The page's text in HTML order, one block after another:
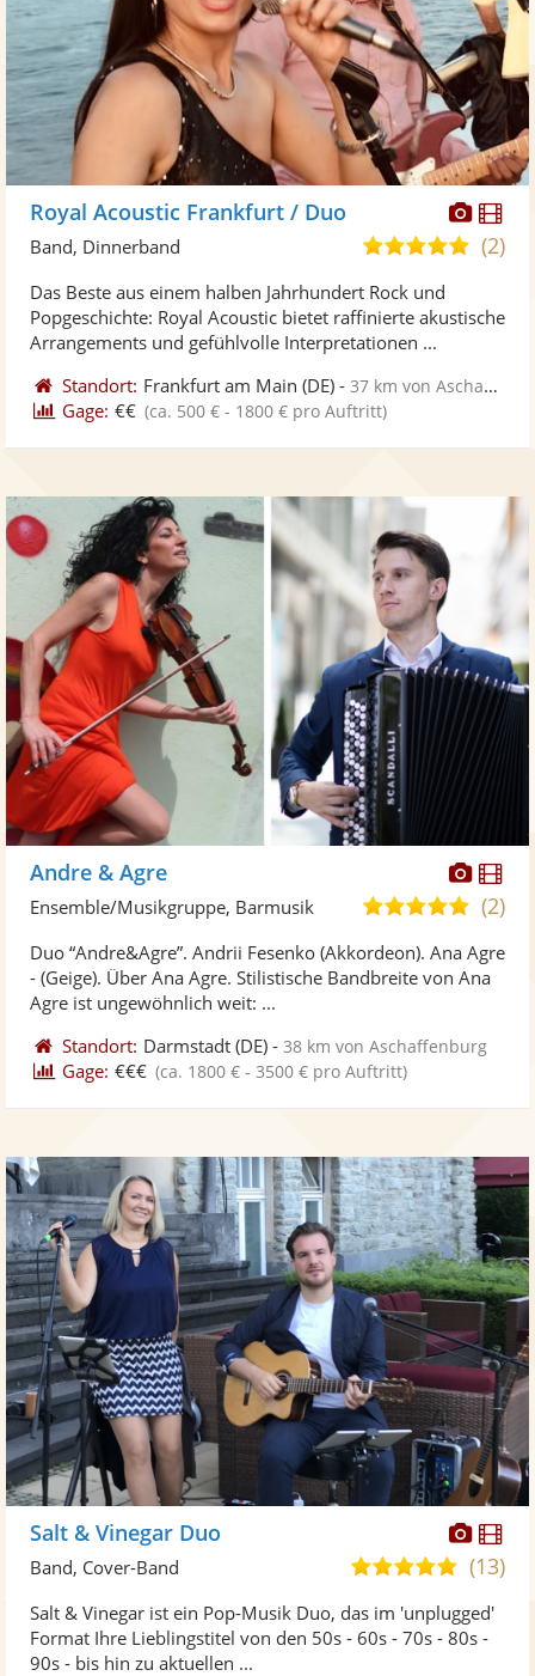
Royal Acoustic Frankfurt / Duo
5,0(2)
Band, Dinnerband
Das Beste aus einem halben Jahrhundert Rock und
Popgeschichte: Royal Acoustic bietet raffinierte akustische
Arrangements und gefühlvolle Interpretationen ...
Standort: Frankfurt am Main (DE) -37 km von Aschaffenburg
Gage: €€ (ca. 500 € - 1800 € pro Auftritt)
Fotos
Andre & Agre
4,9
5
(2)
Ensemble/Musikgruppe, Barmusik
Duo “Andre&Agre”. Andrii Fesenko (Akkordeon). Ana Agre
- (Geige). Über Ana Agre. Stilistische Bandbreite von Ana
Agre ist ungewöhnlich weit: ...
Standort: Darmstadt (DE) -38 km von Aschaffenburg
Gage: €€€ (ca. 1800 € - 3500 € pro Auftritt)
Fotos
Salt & Vinegar Duo
5,0
5
(13)
Band, Cover-Band
Salt & Vinegar ist ein Pop-Musik Duo, das im 'unplugged'
Format Ihre Lieblingstitel von den 50s - 60s - 70s - 80s -
90s - bis hin zu aktuellen ...